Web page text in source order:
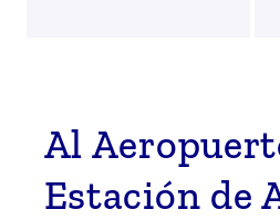
Al
Estación de